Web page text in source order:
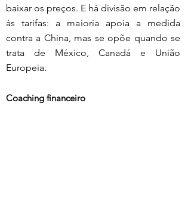
baixar os preços. E há divisão em relação
às tarifas: a maioria apoia a medida
contra a China, mas se opõe quando se
trata de México, Canadá e União
Europeia.
Coaching financeiro